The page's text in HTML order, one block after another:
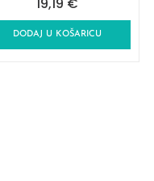
DODAJ U KOŠARICU